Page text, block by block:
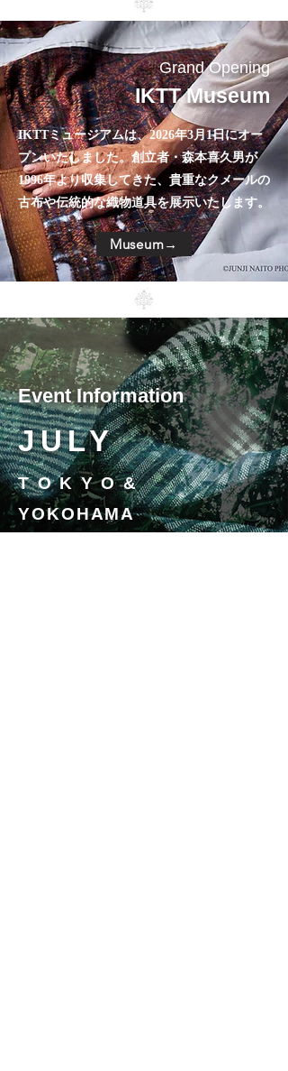
Grand Opening
IKTT Museum
IKTTミュージアムは、2026年3月1日にオー
プンいたしました。創立者・森本喜久男が
1996年より収集してきた、貴重なクメールの
古布や伝統的な織物道具を展示いたします。
Museum→
Event Information
JULY
TOKYO&
YOKOHAMA